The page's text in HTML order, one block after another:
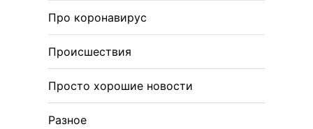
Про коронавирус
Происшествия
Просто хорошие новости
Разное